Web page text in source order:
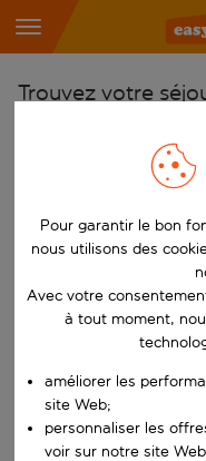
Trouvez votre
Choisissez votre
Commencez à taper
Choisissez votre
Vers
Choisissez vos
Quand
Pour garantir le bon
nous utilisons des
Avec votre
à tout moment,
améliorer les
site Web;
personnaliser les
voir sur notre site